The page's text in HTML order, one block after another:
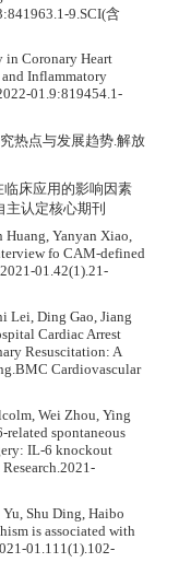
9.SCI(含
Coronary Heart
Inflammatory
01.9:819454.1-
热点与发展趋势.解放
床应用的影响因素
主认定核心期刊
Huang, Yanyan Xiao,
fo CAM-defined
01.42(1).21-
Lei, Ding Gao, Jiang
Cardiac Arrest
Resuscitation: A
Cardiovascular
Wei Zhou, Ying
spontaneous
IL-6 knockout
Shu Ding, Haibo
is associated with
01.111(1).102-